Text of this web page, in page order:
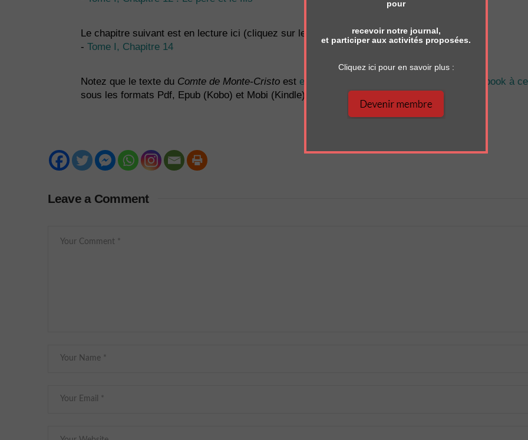
Le chapitre suivant est en lecture ici (cliquez sur le texte bleuté pour y accéder) :
-Tome I, Chapitre 14
Notez que le texte du Comte de Monte-Cristo est en téléchargement libre sur le site de Bibebook à
sous les formats Pdf, Epub (Kobo) et Mobi (Kindle).
Leave a Comment
pour
recevoir notre journal,
et participer aux activités proposées.
Cliquez ici pour en savoir plus :